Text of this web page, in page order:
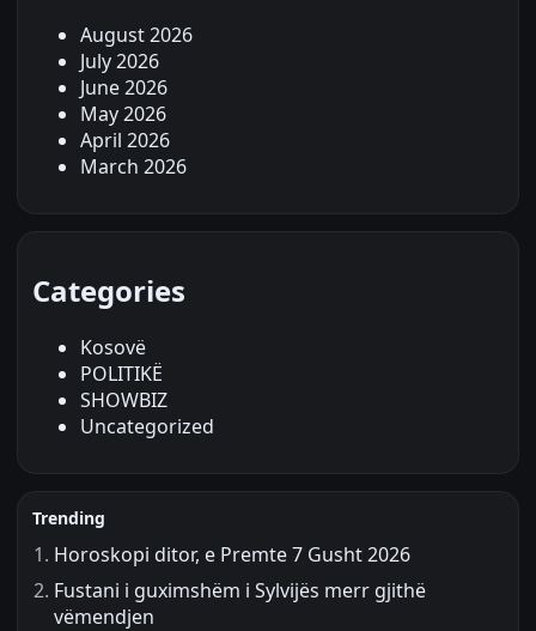
August 2026
July 2026
June 2026
May 2026
April 2026
March 2026
Categories
Kosovë
POLITIKË
SHOWBIZ
Uncategorized
Trending
Horoskopi ditor, e Premte 7 Gusht 2026
Fustani i guximshëm i Sylvijës merr gjithë
vëmendjen